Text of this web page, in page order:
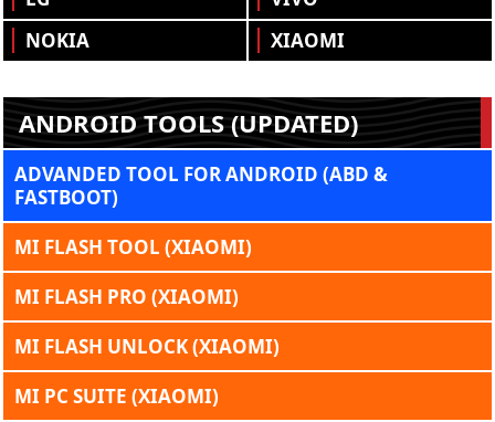
NOKIA
XIAOMI
ANDROID TOOLS (UPDATED)
ADVANDED TOOL FOR ANDROID (ABD &
FASTBOOT)
MI FLASH TOOL (XIAOMI)
MI FLASH PRO (XIAOMI)
MI FLASH UNLOCK (XIAOMI)
MI PC SUITE (XIAOMI)